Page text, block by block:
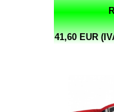
41,60 EUR